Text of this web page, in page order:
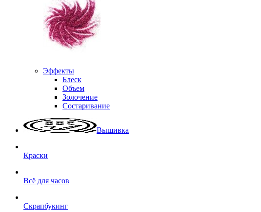
Эффекты
Блеск
Объем
Золочение
Состаривание
Вышивка
Краски
Всё для часов
Скрапбукинг